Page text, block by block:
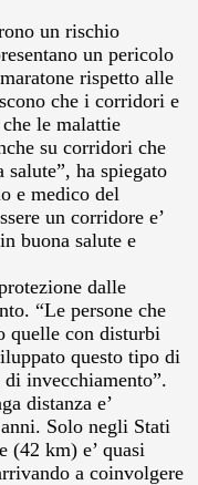
un rischio
un pericolo
rispetto alle
che i corridori e
le malattie
su corridori che
ha spiegato
e medico del
un corridore e’
buona salute e
dalle
“Le persone che
quelle con disturbi
questo tipo di
invecchiamento”.
distanza e’
Solo negli Stati
(42 km) e’ quasi
a coinvolgere